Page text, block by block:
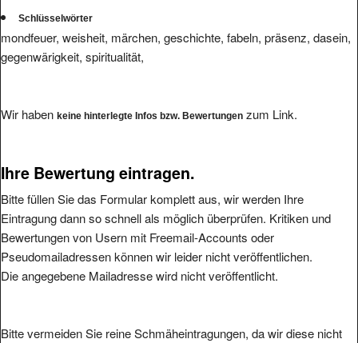
Schlüsselwörter
mondfeuer, weisheit, märchen, geschichte, fabeln, präsenz, dasein,
gegenwärigkeit, spiritualität,
Wir haben keine hinterlegte Infos bzw. Bewertungen zum Link.
Ihre Bewertung eintragen.
Bitte füllen Sie das Formular komplett aus, wir werden Ihre
Eintragung dann so schnell als möglich überprüfen. Kritiken und
Bewertungen von Usern mit Freemail-Accounts oder
Pseudomailadressen können wir leider nicht veröffentlichen.
Die angegebene Mailadresse wird nicht veröffentlicht.
Bitte vermeiden Sie reine Schmäheintragungen, da wir diese nicht